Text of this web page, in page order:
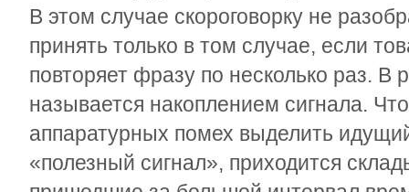
В этом случае скороговорку не
принять только в том случае, если
повторяет фразу по несколько раз. В
называется накоплением сигнала.
аппаратурных помех выделить
«полезный сигнал», приходится